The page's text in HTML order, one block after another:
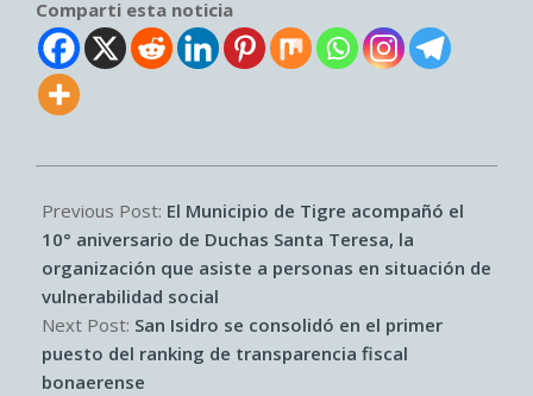
Comparti esta noticia
06-
24
Previous Post: El Municipio de Tigre acompañó el
10° aniversario de Duchas Santa Teresa, la
organización que asiste a personas en situación de
vulnerabilidad social
Next Post: San Isidro se consolidó en el primer
puesto del ranking de transparencia fiscal
bonaerense